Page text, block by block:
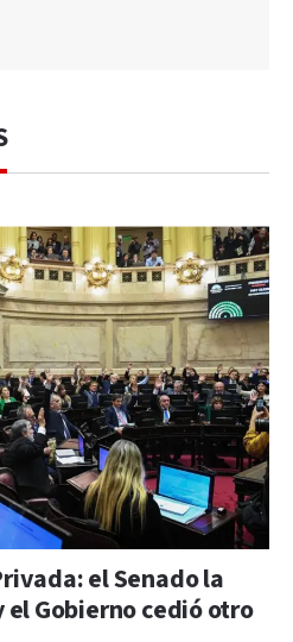
el Senado la
el Gobierno cedió otro